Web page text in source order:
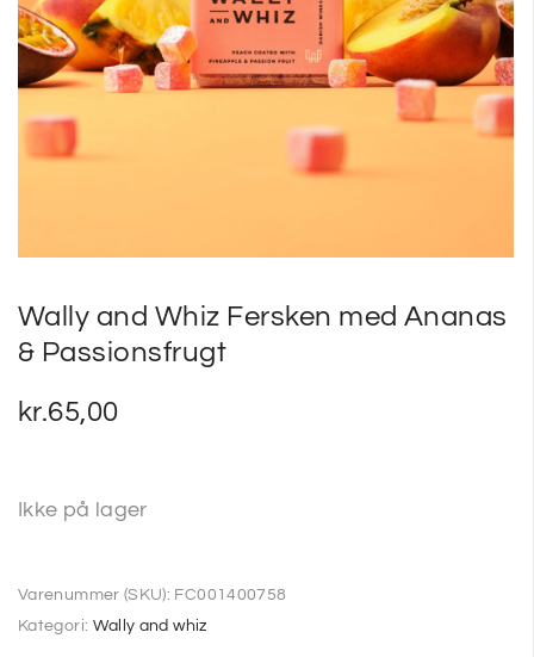
Wally and Whiz Fersken med Ananas
& Passionsfrugt
kr.65,00
Ikke på lager
Varenummer (SKU): FC001400758
Kategori: Wally and whiz